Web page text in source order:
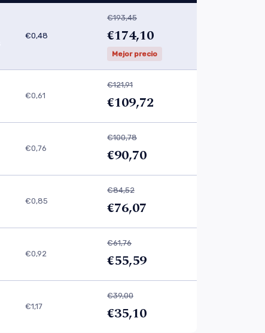
€0,48
€193,45
€174,10
Mejor precio
€0,61
€121,91
€109,72
€0,76
€100,78
€90,70
€0,85
€84,52
€76,07
€0,92
€61,76
€55,59
€1,17
€39,00
€35,10